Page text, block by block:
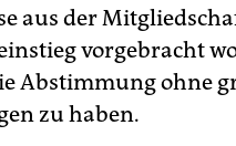
aus der
vorgebracht
Abstimmung ohne
zu haben.